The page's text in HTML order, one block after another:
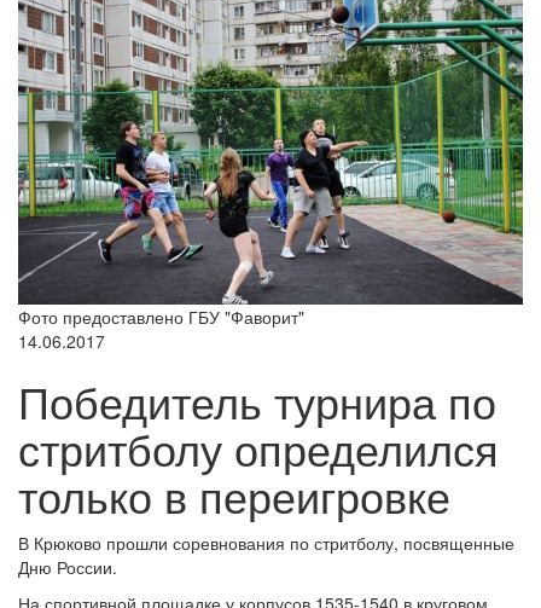
Фото предоставлено ГБУ "Фаворит"
14.06.2017
Победитель турнира по
стритболу определился
только в переигровке
В Крюково прошли соревнования по стритболу, посвященные
Дню России.
На спортивной площадке у корпусов 1535-1540 в круговом